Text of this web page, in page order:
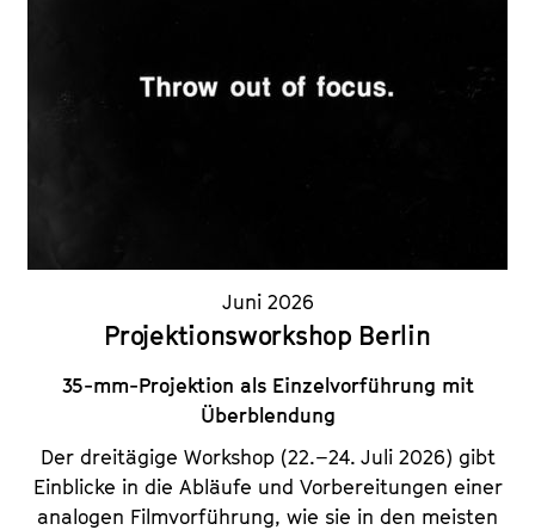
Juni 2026
Projektionsworkshop Berlin
35-mm-Projektion als Einzelvorführung mit
Überblendung
Der dreitägige Workshop (22.–24. Juli 2026) gibt
Einblicke in die Abläufe und Vorbereitungen einer
analogen Filmvorführung, wie sie in den meisten